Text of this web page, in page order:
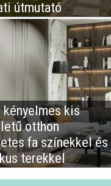
útmutató
kényelmes kis
otthon
fa színekkel és
terekkel